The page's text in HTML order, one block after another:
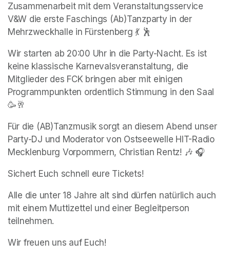
Zusammenarbeit mit dem Veranstaltungsservice
V&W die erste Faschings (Ab)Tanzparty in der
Mehrzweckhalle in Fürstenberg 💃 🕺
Wir starten ab 20:00 Uhr in die Party-Nacht. Es ist
keine klassische Karnevalsveranstaltung, die
Mitglieder des FCK bringen aber mit einigen
Programmpunkten ordentlich Stimmung in den Saal
🥳🥂
Für die (AB)Tanzmusik sorgt an diesem Abend unser
Party-DJ und Moderator von Ostseewelle HIT-Radio
Mecklenburg Vorpommern, Christian Rentz! 🎶 🎧
Sichert Euch schnell eure Tickets!
Alle die unter 18 Jahre alt sind dürfen natürlich auch
mit einem Muttizettel und einer Begleitperson
teilnehmen.
Wir freuen uns auf Euch!